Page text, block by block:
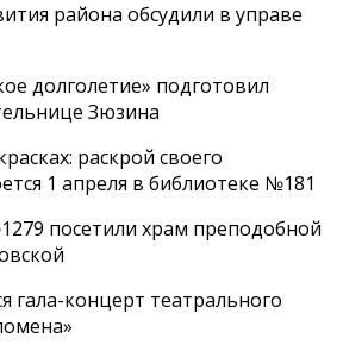
района обсудили в управе
долголетие» подготовил
Зюзина
раскрой своего
1 апреля в библиотеке №181
посетили храм преподобной
гала-концерт театрального